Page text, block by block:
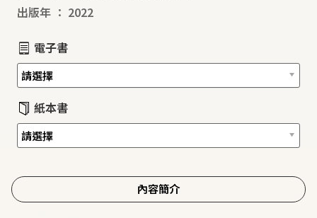
出版年 ： 2022
電子書
紙本書
內容簡介